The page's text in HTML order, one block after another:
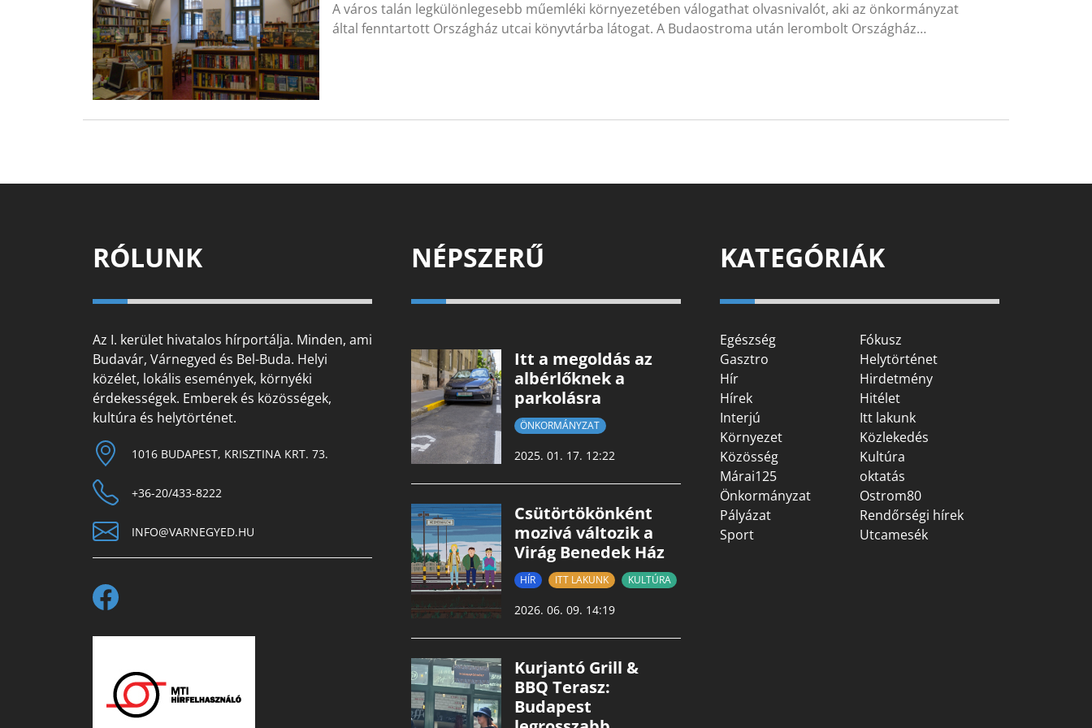
A város talán legkülönlegesebb műemléki környezetében válogathat olvasnivalót, aki az önkormányzat
által fenntartott Országház utcai könyvtárba látogat. A Budaostroma után lerombolt Országház…
RÓLUNK
Az I. kerület hivatalos hírportálja. Minden, ami
Budavár, Várnegyed és Bel-Buda. Helyi
közélet, lokális események, környéki
érdekességek. Emberek és közösségek,
kultúra és helytörténet.
1016 BUDAPEST, KRISZTINA KRT. 73.
+36-20/433-8222
INFO@VARNEGYED.HU
NÉPSZERŰ
Itt a megoldás az
albérlőknek a
parkolásra
ÖNKORMÁNYZAT
2025. 01. 17. 12:22
Csütörtökönként
mozivá változik a
Virág Benedek Ház
HÍR ITT LAKUNK KULTÚRA
2026. 06. 09. 14:19
Kurjantó Grill &
BBQ Terasz:
Budapest
KATEGÓRIÁK
Egészség
Fókusz
Gasztro
Helytörténet
Hír
Hirdetmény
Hírek
Hitélet
Interjú
Itt lakunk
Környezet
Közlekedés
Közösség
Kultúra
Márai125
oktatás
Önkormányzat
Ostrom80
Pályázat
Rendőrségi hírek
Sport
Utcamesék